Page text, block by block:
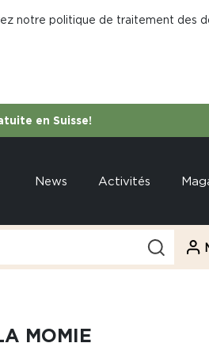
notre politique de traitement des
en Suisse!
News Activités
MOMIE